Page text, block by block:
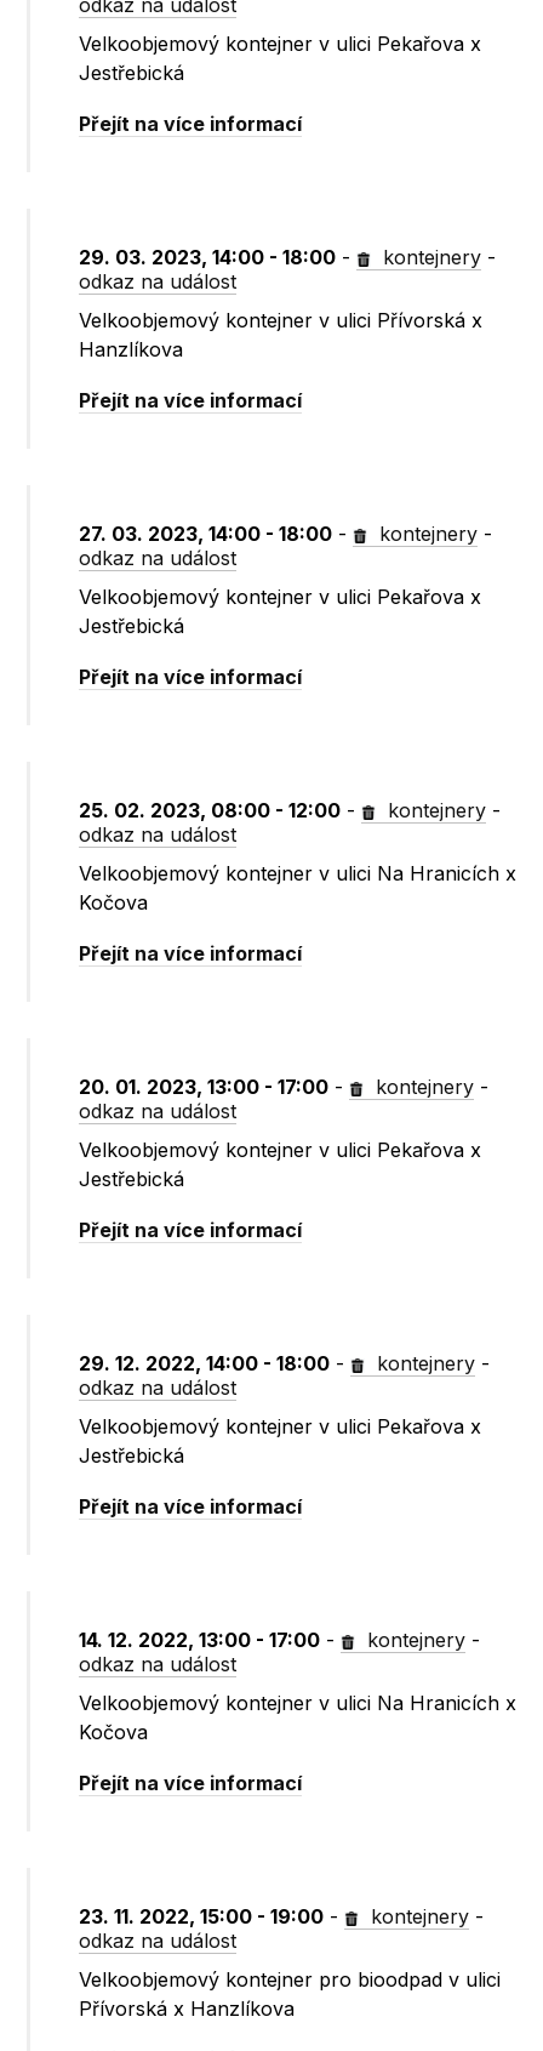
odkaz na událost
Velkoobjemový kontejner v ulici Pekařova x
Jestřebická
Přejít na více informací
29. 03. 2023, 14:00 - 18:00 - kontejnery -
odkaz na událost
Velkoobjemový kontejner v ulici Přívorská x
Hanzlíkova
Přejít na více informací
27. 03. 2023, 14:00 - 18:00 - kontejnery -
odkaz na událost
Velkoobjemový kontejner v ulici Pekařova x
Jestřebická
Přejít na více informací
25. 02. 2023, 08:00 - 12:00 - kontejnery -
odkaz na událost
Velkoobjemový kontejner v ulici Na Hranicích x
Kočova
Přejít na více informací
20. 01. 2023, 13:00 - 17:00 - kontejnery -
odkaz na událost
Velkoobjemový kontejner v ulici Pekařova x
Jestřebická
Přejít na více informací
29. 12. 2022, 14:00 - 18:00 - kontejnery -
odkaz na událost
Velkoobjemový kontejner v ulici Pekařova x
Jestřebická
Přejít na více informací
14. 12. 2022, 13:00 - 17:00 - kontejnery -
odkaz na událost
Velkoobjemový kontejner v ulici Na Hranicích x
Kočova
Přejít na více informací
23. 11. 2022, 15:00 - 19:00 - kontejnery -
odkaz na událost
Velkoobjemový kontejner pro bioodpad v ulici
Přívorská x Hanzlíkova